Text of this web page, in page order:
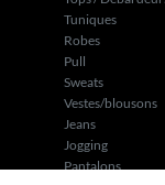
Tuniques
Robes
Pull
Sweats
Vestes/blousons
Jeans
Jogging
Pantalons